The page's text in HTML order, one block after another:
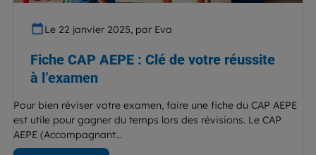
Le 22 janvier 2025, par Eva
Fiche CAP AEPE : Clé de votre réussite
à l’examen
Pour bien réviser votre examen, faire une fiche du CAP AEPE
est utile pour gagner du temps lors des révisions. Le CAP
AEPE (Accompagnant...